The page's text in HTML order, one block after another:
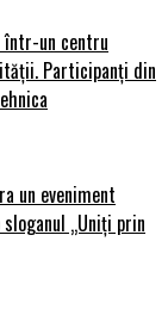
într-un centru
Participanți din
un eveniment
„Uniți prin